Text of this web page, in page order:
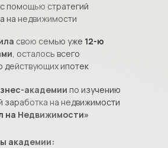
академии:
академии по изучению
заработка на недвижимости
на Недвижимости»
свою семью уже 12-ю
, осталось всего
действующих ипотек
с помощью стратегий
на недвижимости